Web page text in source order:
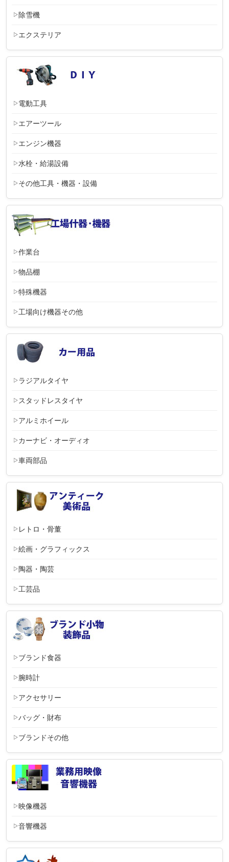
除雪機
エクステリア
電動工具
エアーツール
エンジン機器
水栓・給湯設備
その他工具・機器・設備
作業台
物品棚
特殊機器
工場向け機器その他
ラジアルタイヤ
スタッドレスタイヤ
アルミホイール
カーナビ・オーディオ
車両部品
レトロ・骨董
絵画・グラフィックス
陶器・陶芸
工芸品
ブランド食器
腕時計
アクセサリー
バッグ・財布
ブランドその他
映像機器
音響機器